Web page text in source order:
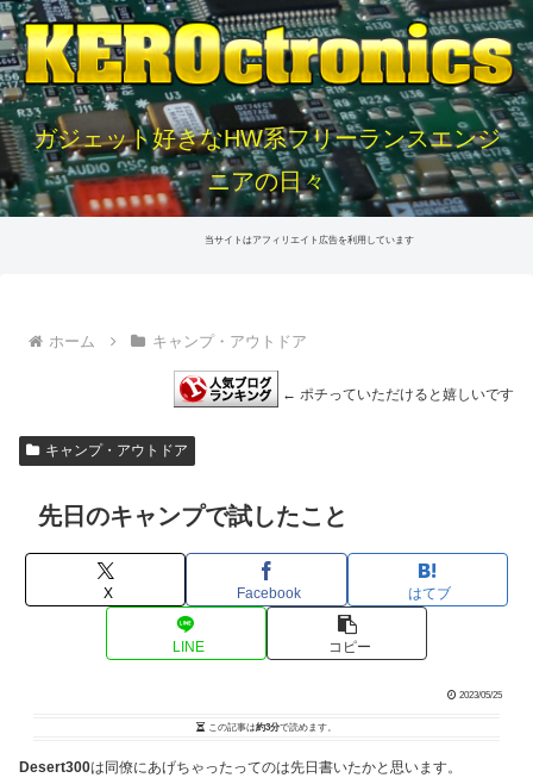
ガジェット好きなHW系フリーランスエンジ
ニアの日々
当サイトはアフィリエイト広告を利用しています
ホーム キャンプ・アウトドア
← ポチっていただけると嬉しいです
キャンプ・アウトドア
先日のキャンプで試したこと
X Facebook はてブ
LINE コピー
2023/05/25
この記事は約3分で読めます。
Desert300は同僚にあげちゃったってのは先日書いたかと思います。